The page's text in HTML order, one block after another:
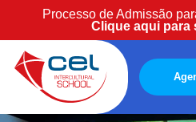
Processo de Admissão
Clique aqui para